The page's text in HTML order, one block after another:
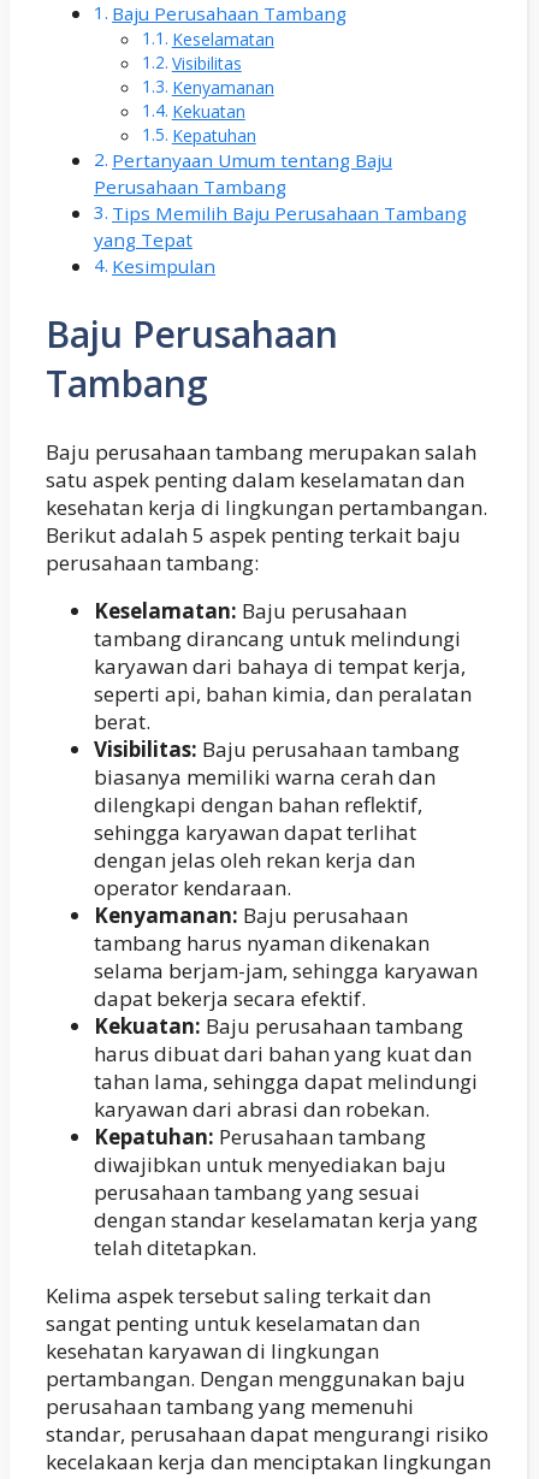
Baju Perusahaan Tambang
Keselamatan
Visibilitas
Kenyamanan
Kekuatan
Kepatuhan
Pertanyaan Umum tentang Baju
Perusahaan Tambang
Tips Memilih Baju Perusahaan Tambang
yang Tepat
Kesimpulan
Baju Perusahaan
Tambang
Baju perusahaan tambang merupakan salah
satu aspek penting dalam keselamatan dan
kesehatan kerja di lingkungan pertambangan.
Berikut adalah 5 aspek penting terkait baju
perusahaan tambang:
Keselamatan: Baju perusahaan
tambang dirancang untuk melindungi
karyawan dari bahaya di tempat kerja,
seperti api, bahan kimia, dan peralatan
berat.
Visibilitas: Baju perusahaan tambang
biasanya memiliki warna cerah dan
dilengkapi dengan bahan reflektif,
sehingga karyawan dapat terlihat
dengan jelas oleh rekan kerja dan
operator kendaraan.
Kenyamanan: Baju perusahaan
tambang harus nyaman dikenakan
selama berjam-jam, sehingga karyawan
dapat bekerja secara efektif.
Kekuatan: Baju perusahaan tambang
harus dibuat dari bahan yang kuat dan
tahan lama, sehingga dapat melindungi
karyawan dari abrasi dan robekan.
Kepatuhan: Perusahaan tambang
diwajibkan untuk menyediakan baju
perusahaan tambang yang sesuai
dengan standar keselamatan kerja yang
telah ditetapkan.
Kelima aspek tersebut saling terkait dan
sangat penting untuk keselamatan dan
kesehatan karyawan di lingkungan
pertambangan. Dengan menggunakan baju
perusahaan tambang yang memenuhi
standar, perusahaan dapat mengurangi risiko
kecelakaan kerja dan menciptakan lingkungan